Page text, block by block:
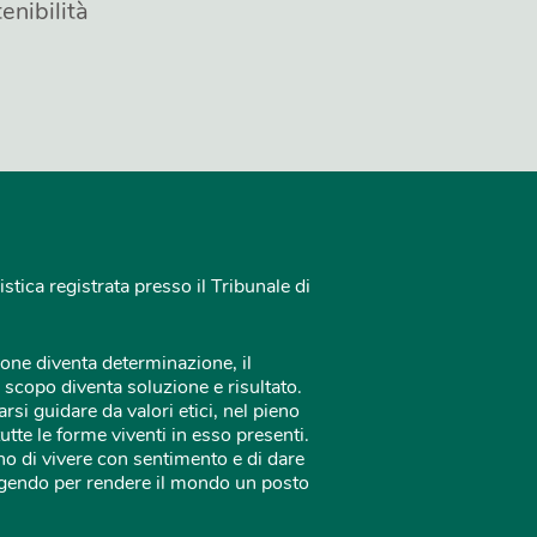
registrata presso il Tribunale di
diventa determinazione, il
diventa soluzione e risultato.
guidare da valori etici, nel pieno
le forme viventi in esso presenti.
di vivere con sentimento e di dare
per rendere il mondo un posto